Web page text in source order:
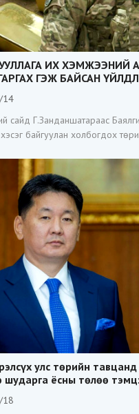
ИХ ХЭМЖЭЭНИЙ
ГЭЖ БАЙСАН
14
сайд Г.Занданшатараас
байгуулан холбогдох
улс төрийн
шударга ёсны төлөө
нураагч” гэсэн